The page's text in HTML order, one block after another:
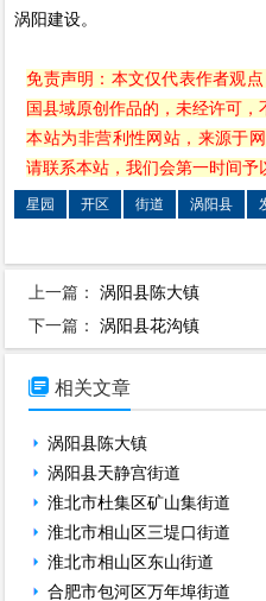
涡阳建设。
免责声明：本文仅代表作者观
国县域原创作品的，未经许可，
本站为非营利性网站，来源于
请联系本站，我们会第一时间予
星园 开区 街道 涡阳县
上一篇：涡阳县陈大镇
下一篇：涡阳县花沟镇
 相关文章
涡阳县陈大镇
涡阳县天静宫街道
淮北市杜集区矿山集街道
淮北市相山区三堤口街道
淮北市相山区东山街道
合肥市包河区万年埠街道